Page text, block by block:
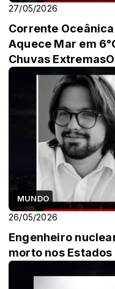
27/05/2026
Corrente
Aquece Mar em
Chuvas ExtremasO
MUNDO
26/05/2026
Engenheiro
morto nos Estados